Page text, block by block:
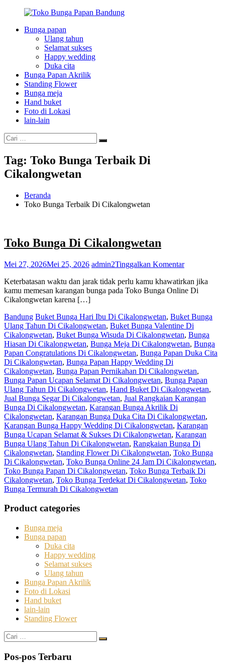
Loncat
konten
Flowerindo
Bunga papan
Ulang tahun
Selamat sukses
Happy wedding
Duka cita
Bunga Papan Akrilik
Standing Flower
Bunga meja
Hand buket
Foto di Lokasi
lain-lain
Cari:
Cari
Tag: Toko Bunga Terbaik Di
Cikalongwetan
Beranda
Toko Bunga Terbaik Di Cikalongwetan
Toko Bunga Di Cikalongwetan
Mei 27, 2026Mei 25, 2026 admin2Tinggalkan Komentarpada
Bunga
Di
Keterbatasan waktu dan jarak tidak perlu kamu khawatirkan jika
kamu memesan karangan bunga pada Toko Bunga Online Di
Cikalongwetan karena […]
Bandung Buket Bunga Hari Ibu Di Cikalongwetan, Buket Bunga
Ulang Tahun Di Cikalongwetan, Buket Bunga Valentine Di
Cikalongwetan, Buket Bunga Wisuda Di Cikalongwetan, Bunga
Hiasan Di Cikalongwetan, Bunga Meja Di Cikalongwetan, Bunga
Papan Congratulations Di Cikalongwetan, Bunga Papan Duka Cita
Di Cikalongwetan, Bunga Papan Happy Wedding Di
Cikalongwetan, Bunga Papan Pernikahan Di Cikalongwetan,
Bunga Papan Ucapan Selamat Di Cikalongwetan, Bunga Papan
Ulang Tahun Di Cikalongwetan, Hand Buket Di Cikalongwetan,
Jual Bunga Segar Di Cikalongwetan, Jual Rangkaian Karangan
Bunga Di Cikalongwetan, Karangan Bunga Akrilik Di
Cikalongwetan, Karangan Bunga Duka Cita Di Cikalongwetan,
Karangan Bunga Happy Wedding Di Cikalongwetan, Karangan
Bunga Ucapan Selamat & Sukses Di Cikalongwetan, Karangan
Bunga Ulang Tahun Di Cikalongwetan, Rangkaian Bunga Di
Cikalongwetan, Standing Flower Di Cikalongwetan, Toko Bunga
Di Cikalongwetan, Toko Bunga Online 24 Jam Di Cikalongwetan,
Toko Bunga Papan Di Cikalongwetan, Toko Bunga Terbaik Di
Cikalongwetan, Toko Bunga Terdekat Di Cikalongwetan, Toko
Bunga Termurah Di Cikalongwetan
Product categories
Bunga meja
Bunga papan
Duka cita
Happy wedding
Selamat sukses
Ulang tahun
Bunga Papan Akrilik
Foto di Lokasi
Hand buket
lain-lain
Standing Flower
Cari:
Cari
Pos-pos Terbaru